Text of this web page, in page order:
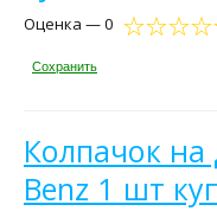
Оценка — 0
Сохранить
Колпачок на
Benz 1 шт